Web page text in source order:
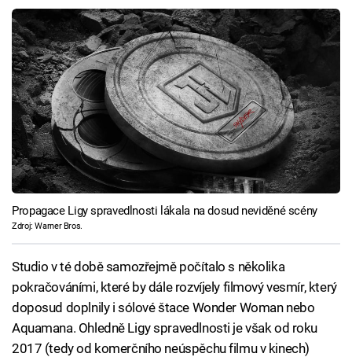
Propagace Ligy spravedlnosti lákala na dosud neviděné scény
Zdroj: Warner Bros.
Studio v té době samozřejmě počítalo s několika
pokračováními, které by dále rozvíjely filmový vesmír, který
doposud doplnily i sólové štace Wonder Woman nebo
Aquamana. Ohledně Ligy spravedlnosti je však od roku
2017 (tedy od komerčního neúspěchu filmu v kinech)